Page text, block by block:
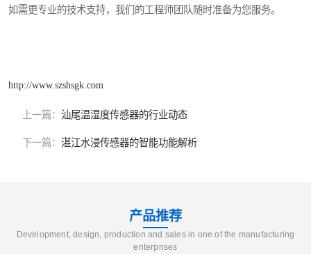
如需更专业的技术支持，我们的工程师团队随时准备为您服务。
http://www.szshsgk.com
上一篇： 汕尾温湿度传感器的行业动态
下一篇： 湛江水浸传感器的智能功能解析
产品推荐
Development, design, production and sales in one of the manufacturing
enterprises